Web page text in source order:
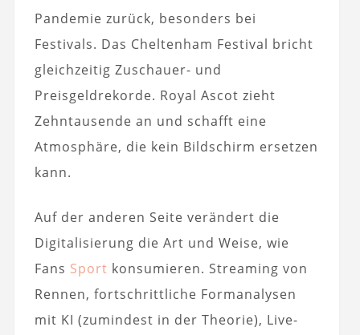
Pandemie zurück, besonders bei
Festivals. Das Cheltenham Festival bricht
gleichzeitig Zuschauer- und
Preisgeldrekorde. Royal Ascot zieht
Zehntausende an und schafft eine
Atmosphäre, die kein Bildschirm ersetzen
kann.
Auf der anderen Seite verändert die
Digitalisierung die Art und Weise, wie
Fans Sport konsumieren. Streaming von
Rennen, fortschrittliche Formanalysen
mit KI (zumindest in der Theorie), Live-